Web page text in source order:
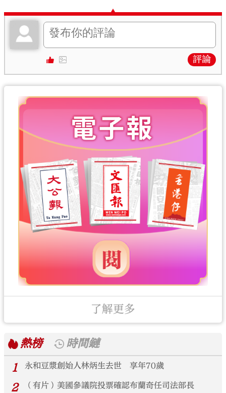
評論
了解更多
熱榜
時間鏈
1
永和豆漿創始人林炳生去世 享年70歲
2 （有片）美國參議院投票確認布蘭奇任司法部長